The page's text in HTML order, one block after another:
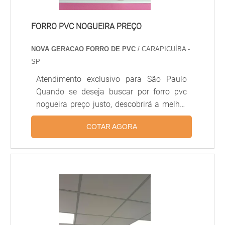
FORRO PVC NOGUEIRA PREÇO
NOVA GERACAO FORRO DE PVC / CARAPICUÍBA -
SP
Atendimento exclusivo para São Paulo
Quando se deseja buscar por forro pvc
nogueira preço justo, descobrirá a melhor
empresa do segmento. Solicitando um
orçamento por meio da própria empresa e
justo em um só lugar. MAIS DETALHES
NOGUEIRA PREÇO Se alguém quer achar
forro pvc nogueira preço acessível em
uma empresa que preza pela segurança,
depara com a Nova Geração forros PVC.
COTAR AGORA